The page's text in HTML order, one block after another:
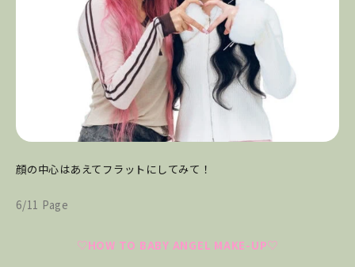
顔の中心はあえてフラットにしてみて！
6/11 Page
♡HOW TO BABY ANGEL MAKE-UP♡